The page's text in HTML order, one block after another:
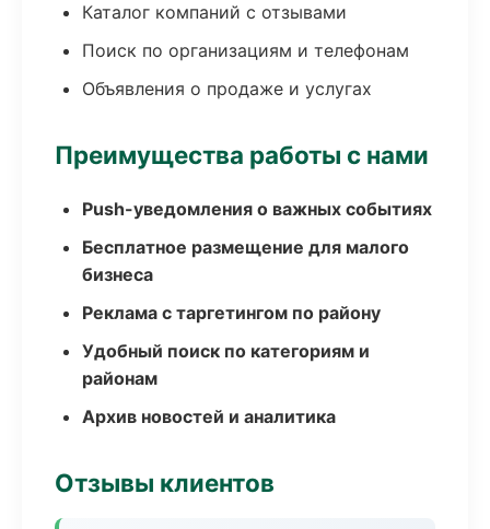
Каталог компаний с отзывами
Поиск по организациям и телефонам
Объявления о продаже и услугах
Преимущества работы с нами
Push-уведомления о важных событиях
Бесплатное размещение для малого
бизнеса
Реклама с таргетингом по району
Удобный поиск по категориям и
районам
Архив новостей и аналитика
Отзывы клиентов